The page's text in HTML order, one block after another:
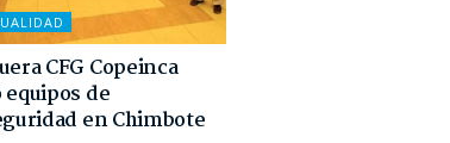
CFG Copeinca
de
en Chimbote